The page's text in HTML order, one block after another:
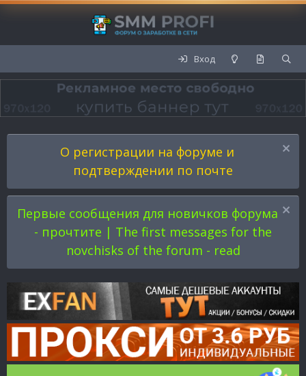
Вход
О регистрации на форуме и
подтверждении по почте
Первые сообщения для новичков форума
- прочтите | The first messages for the
novchisks of the forum - read